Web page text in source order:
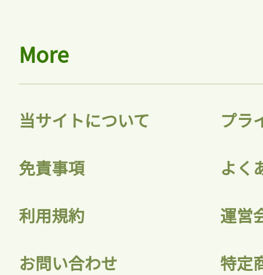
More
当サイトについて プラ
免責事項 よく
利用規約 運営
お問い合わせ 特定